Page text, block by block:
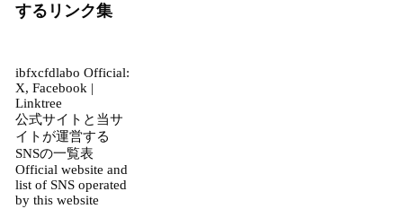
するリンク集
ibfxcfdlabo Official:
X, Facebook |
Linktree
公式サイトと当サ
イトが運営する
SNSの一覧表
Official website and
list of SNS operated
by this website